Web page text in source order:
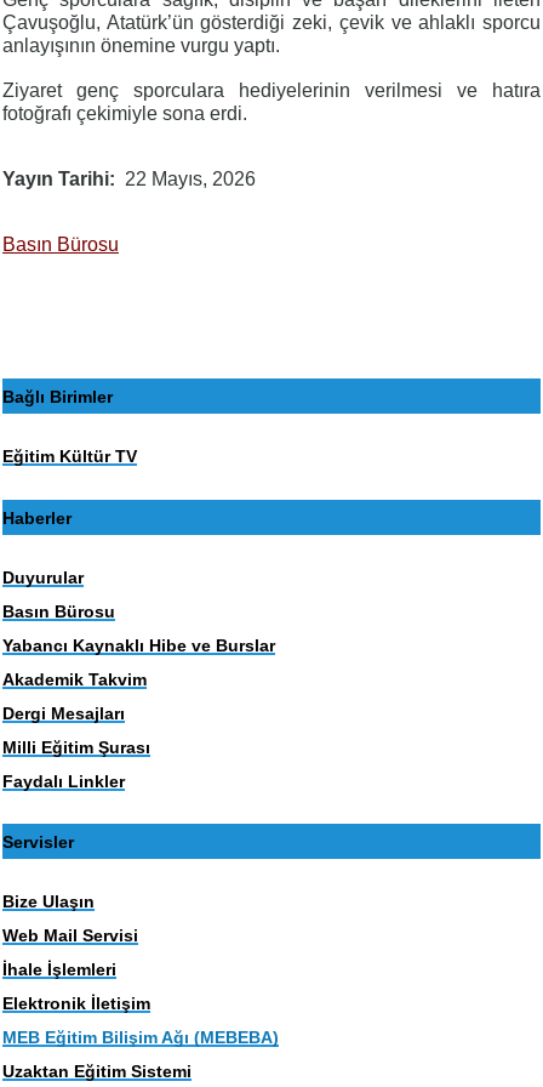
Çavuşoğlu, Atatürk’ün gösterdiği zeki, çevik ve ahlaklı sporcu
anlayışının önemine vurgu yaptı.
Ziyaret genç sporculara hediyelerinin verilmesi ve hatıra
fotoğrafı çekimiyle sona erdi.
Yayın Tarihi 22 Mayıs, 2026
Basın Bürosu
Bağlı Birimler
Eğitim Kültür TV
Haberler
Duyurular
Basın Bürosu
Yabancı Kaynaklı Hibe ve Burslar
Akademik Takvim
Dergi Mesajları
Milli Eğitim Şurası
Faydalı Linkler
Servisler
Bize Ulaşın
Web Mail Servisi
İhale İşlemleri
Elektronik İletişim
MEB Eğitim Bilişim Ağı (MEBEBA)
Uzaktan Eğitim Sistemi